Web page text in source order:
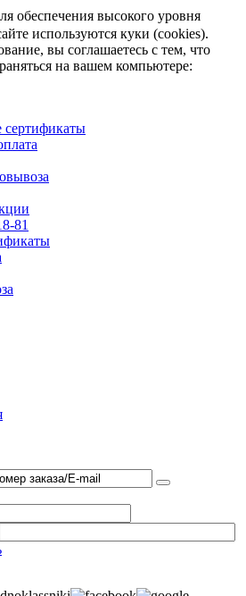
обеспечения высокого уровня
используются куки (cookies).
вы соглашаетесь с тем, что
на вашем компьютере:
81